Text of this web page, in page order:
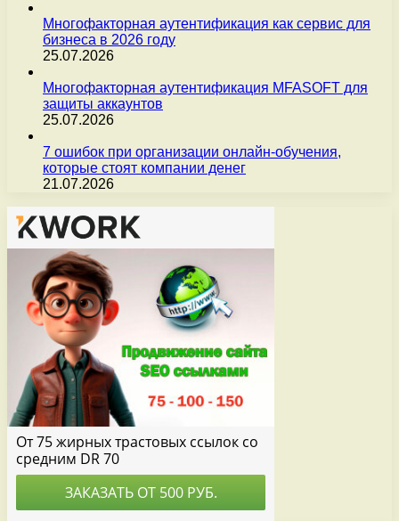
Многофакторная аутентификация как сервис для
бизнеса в 2026 году
25.07.2026
Многофакторная аутентификация MFASOFT для
защиты аккаунтов
25.07.2026
7 ошибок при организации онлайн-обучения,
которые стоят компании денег
21.07.2026